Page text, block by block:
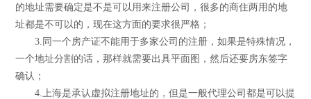
的地址需要确定是不是可以用来注册公司，很多的商住两用的地
址都是不可以的，现在这方面的要求很严格；
3.同一个房产证不能用于多家公司的注册，如果是特殊情况，
一个地址分割的话，那样就需要出具平面图，然后还要房东签字
确认；
4.上海是承认虚拟注册地址的，但是一般代理公司都是可以提